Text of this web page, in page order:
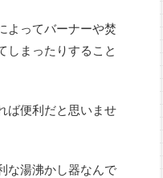
よってバーナーや焚
しまったりすること
ば便利だと思いませ
な湯沸かし器なんで